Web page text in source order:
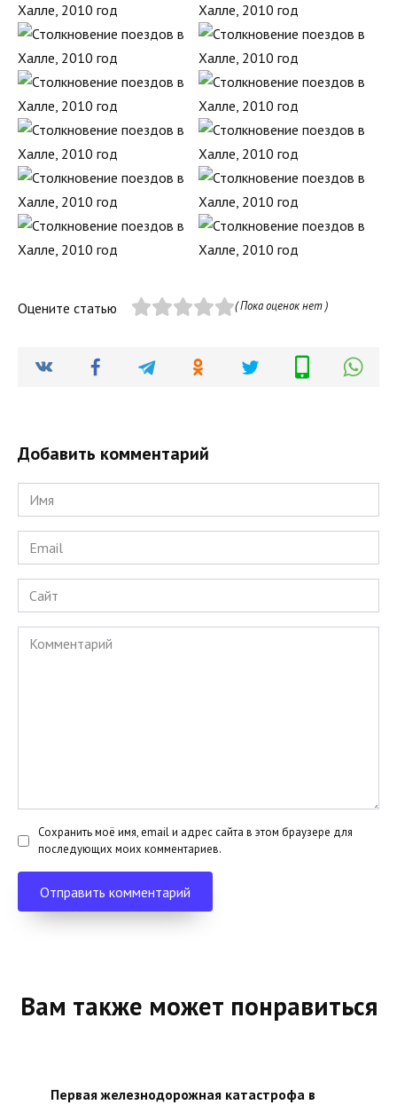
Оцените статью ( Пока оценок нет )
Добавить комментарий
Имя
*
Email
*
Сайт
Комментарий
Сохранить моё имя, email и адрес сайта в этом браузере для
последующих моих комментариев.
Вам также может понравиться
Первая железнодорожная катастрофа в